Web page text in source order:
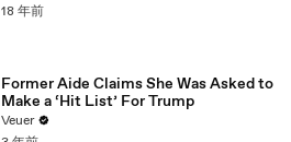
18 年前
Former Aide Claims She Was Asked to
Make a ‘Hit List’ For Trump
Veuer